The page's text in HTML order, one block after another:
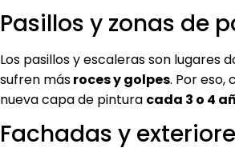
Pasillos y zonas de
Los pasillos y escaleras son lugares
sufren másroces y golpes. Por eso,
nueva capa de pintura cada 3 o 4
Fachadas y